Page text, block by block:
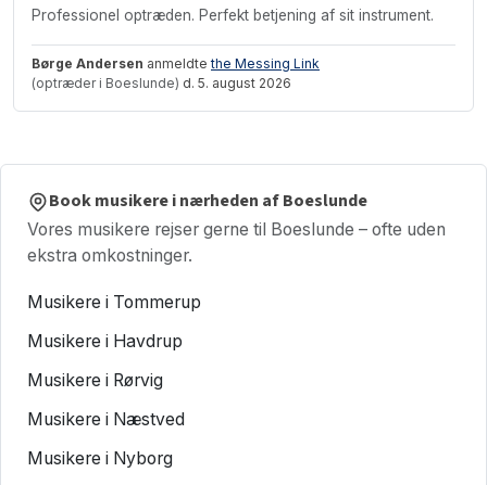
Professionel optræden. Perfekt betjening af sit instrument.
Børge Andersen anmeldtethe Messing Link
(optræder i Boeslunde) d. 5. august 2026
Book musikere i nærheden af Boeslunde
Vores musikere rejser gerne til Boeslunde – ofte uden
ekstra omkostninger.
Musikere i Tommerup
Musikere i Havdrup
Musikere i Rørvig
Musikere i Næstved
Musikere i Nyborg